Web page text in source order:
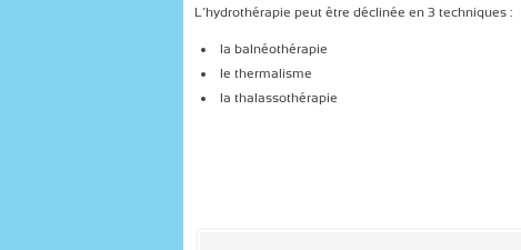
L’hydrothérapie peut être déclinée en 3 techniques :
la balnéothérapie
le thermalisme
la thalassothérapie